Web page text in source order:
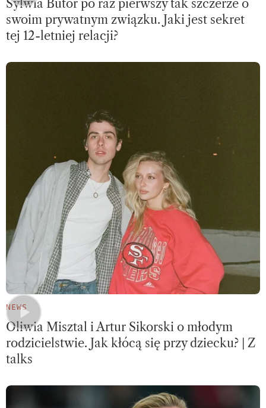
Sylwia Butor po raz pierwszy tak szczerze o
swoim prywatnym związku. Jaki jest sekret
tej 12-letniej relacji?
NEWS
Oliwia Misztal i Artur Sikorski o młodym
rodzicielstwie. Jak kłócą się przy dziecku? | Z
talks